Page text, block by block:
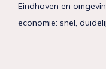
Eindhoven en
economie: snel,